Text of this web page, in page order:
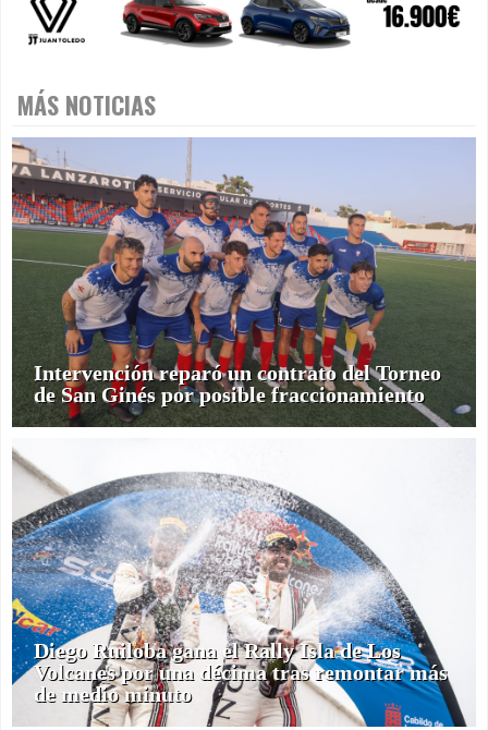
MÁS NOTICIAS
Intervención reparó un contrato del Torneo
de San Ginés por posible fraccionamiento
Diego Ruiloba gana el Rally Isla de Los
Volcanes por una décima tras remontar más
de medio minuto